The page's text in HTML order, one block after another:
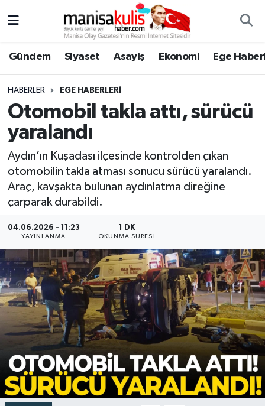
Gündem Siyaset Asayiş Ekonomi Ege
HABERLER EGE HABERLERI
Otomobil takla attı, sürücü
yaralandı
Aydın’ın Kuşadası ilçesinde kontrolden çıkan
otomobilin takla atması sonucu sürücü yaralandı.
Araç, kavşakta bulunan aydınlatma direğine
çarparak durabildi.
04.06.2026 - 11:23
YAYINLANMA
1 DK
OKUNMA SÜRESI
Ege Haberleri
Ekonomi
Genel
Gündem
Resmi İlan
Siyaset
Spor
Türkiye
Yaşam
Yunusemre Hava Durumu
Yunusemre Trafik Yoğunluk Haritası
Süper Lig Puan Durumu ve Fikstür
Tüm Manşetler
Son Dakika Haberleri
Haber Arşivi